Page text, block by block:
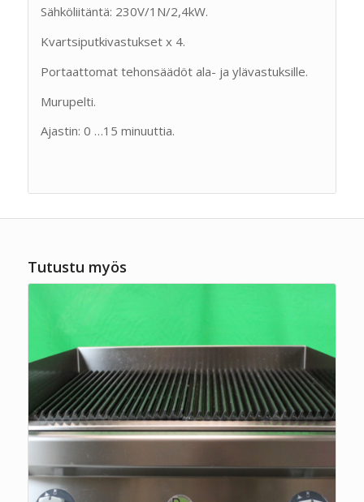
Sähköliitäntä: 230V/1N/2,4kW.
Kvartsiputkivastukset x 4.
Portaattomat tehonsäädöt ala- ja ylävastuksille.
Murupelti.
Ajastin: 0 …15 minuuttia.
Tutustu myös